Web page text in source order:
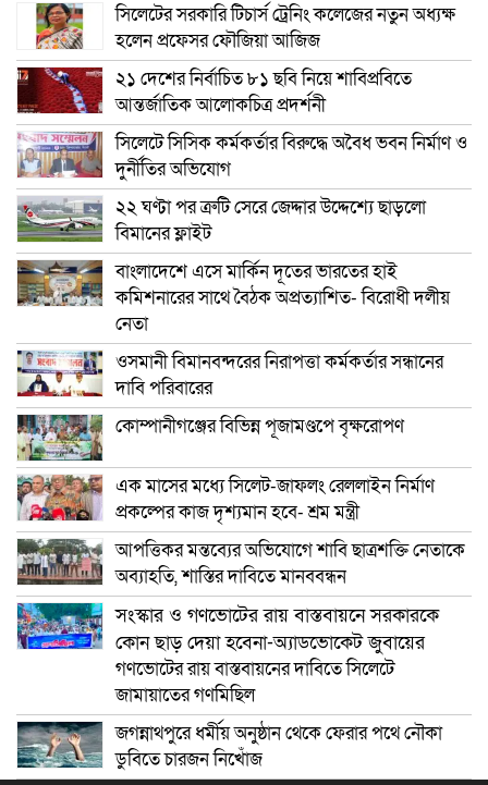
সিলেটের সরকারি টিচার্স ট্রেনিং কলেজের নতুন অধ্যক্ষ
হলেন প্রফেসর ফৌজিয়া আজিজ
২১ দেশের নির্বাচিত ৮১ ছবি নিয়ে শাবিপ্রবিতে
আন্তর্জাতিক আলোকচিত্র প্রদর্শনী
সিলেটে সিসিক কর্মকর্তার বিরুদ্ধে অবৈধ ভবন নির্মাণ ও
দুর্নীতির অভিযোগ
২২ ঘণ্টা পর ত্রুটি সেরে জেদ্দার উদ্দেশ্যে ছাড়লো
বিমানের ফ্লাইট
বাংলাদেশে এসে মার্কিন দূতের ভারতের হাই
কমিশনারের সাথে বৈঠক অপ্রত্যাশিত- বিরোধী দলীয়
নেতা
ওসমানী বিমানবন্দরের নিরাপত্তা কর্মকর্তার সন্ধানের
দাবি পরিবারের
কোম্পানীগঞ্জের বিভিন্ন পূজামণ্ডপে বৃক্ষরোপণ
এক মাসের মধ্যে সিলেট-জাফলং রেললাইন নির্মাণ
প্রকল্পের কাজ দৃশ্যমান হবে- শ্রম মন্ত্রী
আপত্তিকর মন্তব্যের অভিযোগে শাবি ছাত্রশক্তি নেতাকে
অব্যাহতি, শাস্তির দাবিতে মানববন্ধন
সংস্কার ও গণভোটের রায় বাস্তবায়নে সরকারকে
কোন ছাড় দেয়া হবেনা-অ্যাডভোকেট জুবায়ের
গণভোটের রায় বাস্তবায়নের দাবিতে সিলেটে
জামায়াতের গণমিছিল
জগন্নাথপুরে ধর্মীয় অনুষ্ঠান থেকে ফেরার পথে নৌকা
ডুবিতে চারজন নিখোঁজ